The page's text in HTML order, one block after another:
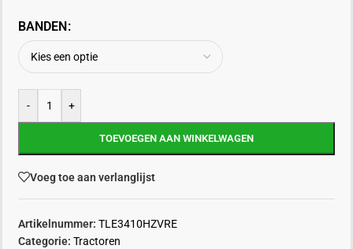
BANDEN
- +
TOEVOEGEN AAN WINKELWAGEN
Voeg toe aan verlanglijst
Artikelnummer: TLE3410HZVRE
Categorie: Tractoren